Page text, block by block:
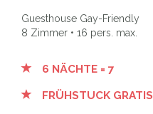
Guesthouse Gay-Friendly
8 Zimmer • 16 pers. max.
6 NÄCHTE = 7
FRÜHSTUCK GRATIS